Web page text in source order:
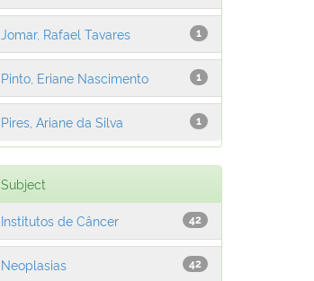
1
Jomar, Rafael Tavares
1
Pinto, Eriane Nascimento
1
Pires, Ariane da Silva
Subject
42
Institutos de Câncer
42
Neoplasias